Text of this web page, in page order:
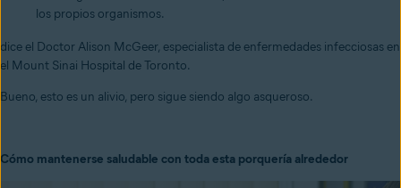
los propios organismos.
dice el Doctor Alison McGeer, especialista de enfermedades infecciosas en
el Mount Sinai Hospital de Toronto.
Bueno, esto es un alivio, pero sigue siendo algo asqueroso.
Cómo mantenerse saludable con toda esta porquería alrededor